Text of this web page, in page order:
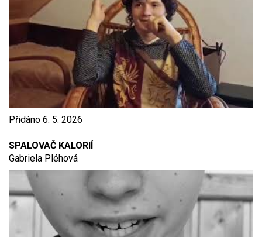
Přidáno 6. 5. 2026
SPALOVAČ KALORIÍ
Gabriela Pléhová